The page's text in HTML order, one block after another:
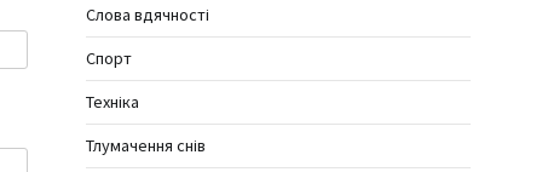
Слова вдячності
Спорт
Техніка
Тлумачення снів